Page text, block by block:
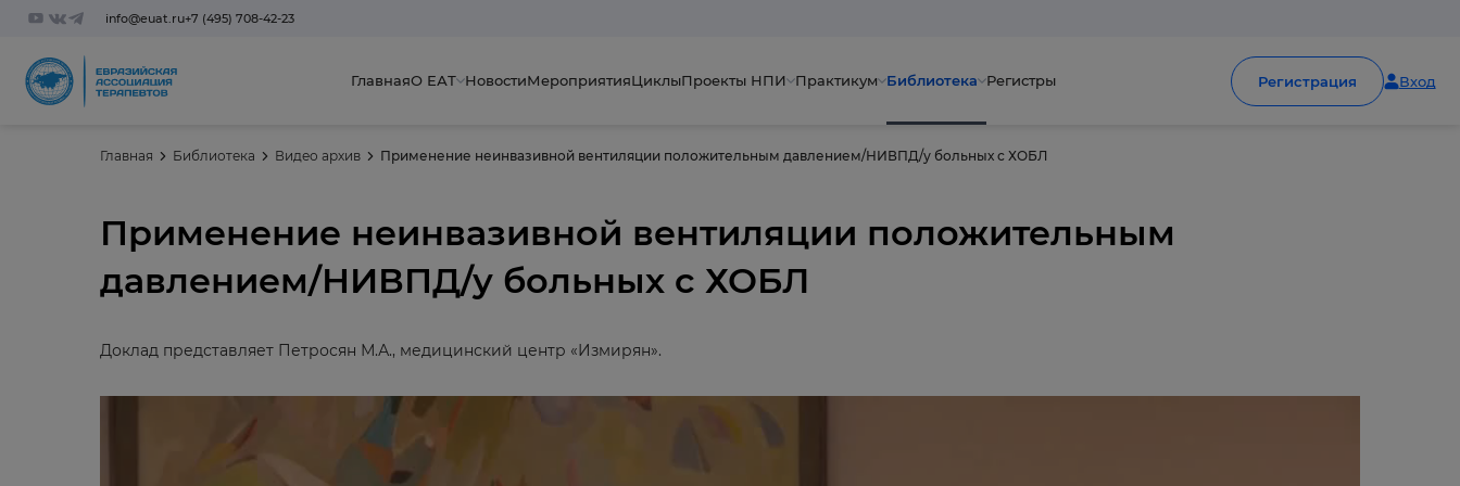
info@euat.ru+7 (495) 708-42-23
ГлавнаяО ЕАТ НовостиМероприятияЦиклыПроекты НПИ Практикум Библиотека Регистры Регистрация Вход
Главная Библиотека Видео архив Применение неинвазивной вентиляции положительным давлением/НИВПД/у больных с ХОБЛ
Применение неинвазивной вентиляции положительным
давлением/НИВПД/у больных с ХОБЛ
Доклад представляет Петросян М.А., медицинский центр «Измирян».